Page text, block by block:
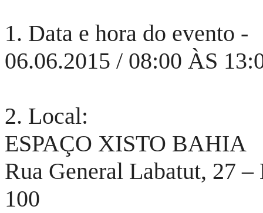
1. Data e hora do evento -
06.06.2015 / 08:00 ÀS
2. Local:
ESPAÇO XISTO BAHIA
Rua General Labatut, 27
100